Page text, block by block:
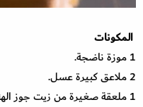
المكونات
1 ‏موزة ناضجة.
2 ملاعق كبيرة عسل.
1 ملعقة صغيرة من زيت جوز الهند.